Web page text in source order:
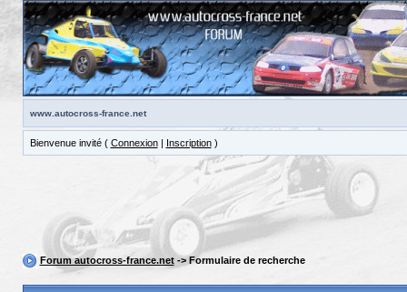
www.autocross-france.net
Bienvenue invité ( Connexion| Inscription)
Forum autocross-france.net-> Formulaire de recherche